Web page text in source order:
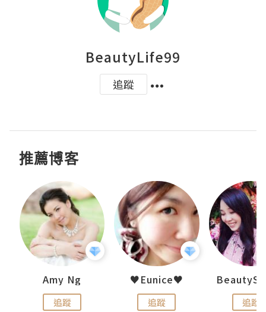
BeautyLife99
追蹤
推薦博客
Amy Ng
追蹤
♥Eunice♥
追蹤 追蹤